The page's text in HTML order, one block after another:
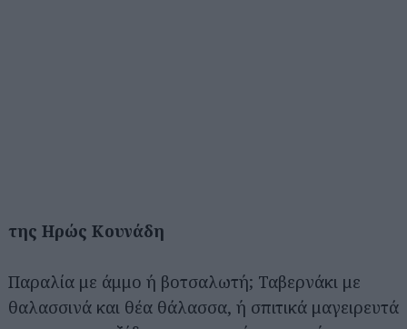
της Ηρώς Κουνάδη
Παραλία με άμμο ή βοτσαλωτή; Ταβερνάκι με
θαλασσινά και θέα θάλασσα, ή σπιτικά μαγειρευτά